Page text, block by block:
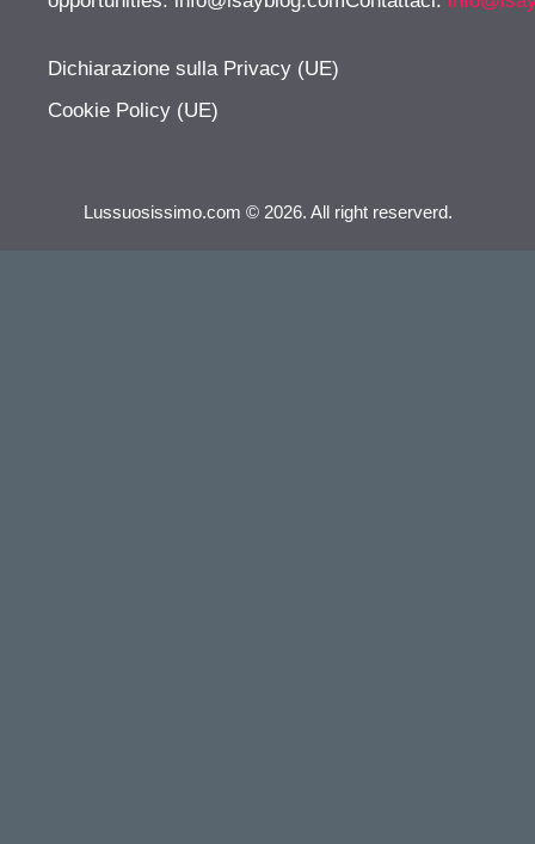
Dichiarazione sulla Privacy (UE)
Cookie Policy (UE)
Lussuosissimo.com © 2026. All right reserverd.